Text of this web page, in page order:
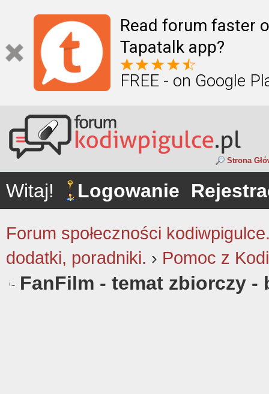
Read forum faster
Tapatalk app?
FREE - on Google
Strona
Witaj! Logowanie
Forum społeczności
dodatki, poradniki. › Pomoc z Kodi
FanFilm - temat zbiorczy -